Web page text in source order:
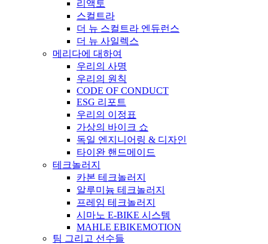
리액토
스컬트라
더 뉴 스컬트라 엔듀런스
더 뉴 사일렉스
메리다에 대하여
우리의 사명
우리의 원칙
CODE OF CONDUCT
ESG 리포트
우리의 이정표
가상의 바이크 쇼
독일 엔지니어링 & 디자인
타이완 핸드메이드
테크놀러지
카본 테크놀러지
알루미늄 테크놀러지
프레임 테크놀러지
시마노 E-BIKE 시스템
MAHLE EBIKEMOTION
팀 그리고 선수들